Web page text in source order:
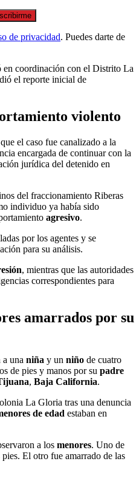
de privacidad. Puedes darte de
coordinación con el Distrito La
el reporte inicial de
violento
el caso fue canalizado a la
encargada de continuar con la
jurídica del detenido en
del fraccionamiento Riberas
individuo ya había sido
agresivo.
por los agentes y se
para su análisis.
, mientras que las autoridades
correspondientes para
amarrados por su
una niña y un niño de cuatro
de pies y manos por su padre
, Baja California.
La Gloria tras una denuncia
de edad estaban en
a los menores. Uno de
El otro fue amarrado de las